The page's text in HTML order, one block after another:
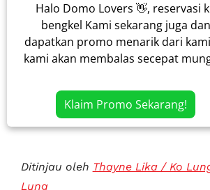
Halo Domo Lovers 👋, reservasi
bengkel Kami sekarang juga dan
dapatkan promo menarik dari
kami akan membalas secepat
Klaim Promo Sekarang!
Ditinjau oleh Thayne Lika / Ko
Lung